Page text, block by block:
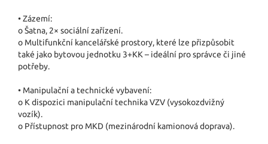
• Zázemí:
o Šatna, 2× sociální zařízení.
o Multifunkční kancelářské prostory, které lze přizpůsobit
také jako bytovou jednotku 3+KK – ideální pro správce či jiné
potřeby.
• Manipulační a technické vybavení:
o K dispozici manipulační technika VZV (vysokozdvižný
vozík).
o Přístupnost pro MKD (mezinárodní kamionová doprava).